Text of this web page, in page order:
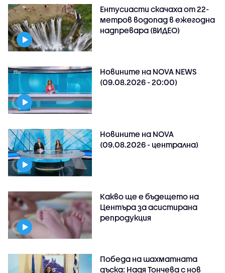
Ентусиасти скачаха от 22-
метров водопад в ежегодна
надпревара (ВИДЕО)
Новините на NOVA NEWS
(09.08.2026 - 20:00)
Новините на NOVA
(09.08.2026 - централна)
Какво ще е бъдещето на
Центъра за асистирана
репродукция
Победа на шахматната
дъска: Надя Тончева с нов